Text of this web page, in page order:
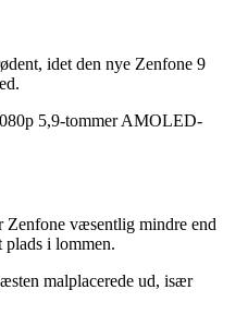
idet den nye Zenfone 9
5,9-tommer AMOLED-
Zenfone væsentlig mindre end
plads i lommen.
malplacerede ud, især